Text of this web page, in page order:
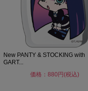
New PANTY & STOCKING with
GART...
価格：880円(税込)